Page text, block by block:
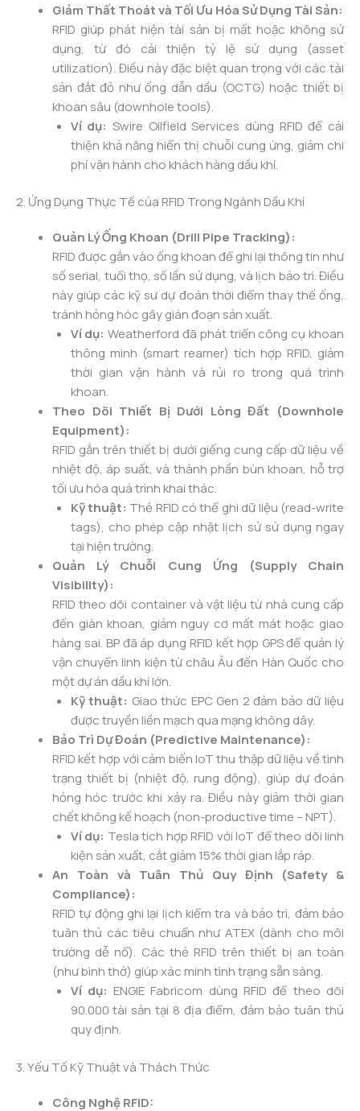
Giảm Thất Thoát và Tối Ưu Hóa Sử Dụng Tài Sản:
RFID giúp phát hiện tài sản bị mất hoặc không sử
dụng, từ đó cải thiện tỷ lệ sử dụng (asset
utilization). Điều này đặc biệt quan trọng với các tài
sản đắt đỏ như ống dẫn dầu (OCTG) hoặc thiết bị
khoan sâu (downhole tools).
Ví dụ: Swire Oilfield Services dùng RFID để cải
thiện khả năng hiển thị chuỗi cung ứng, giảm chi
phí vận hành cho khách hàng dầu khí.
2. Ứng Dụng Thực Tế của RFID Trong Ngành Dầu Khí
Quản Lý Ống Khoan (Drill Pipe Tracking):
RFID được gắn vào ống khoan để ghi lại thông tin như
số serial, tuổi thọ, số lần sử dụng, và lịch bảo trì. Điều
này giúp các kỹ sư dự đoán thời điểm thay thế ống,
tránh hỏng hóc gây gián đoạn sản xuất.
Ví dụ: Weatherford đã phát triển công cụ khoan
thông minh (smart reamer) tích hợp RFID, giảm
thời gian vận hành và rủi ro trong quá trình
khoan.
Theo Dõi Thiết Bị Dưới Lòng Đất (Downhole
Equipment):
RFID gắn trên thiết bị dưới giếng cung cấp dữ liệu về
nhiệt độ, áp suất, và thành phần bùn khoan, hỗ trợ
tối ưu hóa quá trình khai thác.
Kỹ thuật: Thẻ RFID có thể ghi dữ liệu (read-write
tags), cho phép cập nhật lịch sử sử dụng ngay
tại hiện trường.
Quản Lý Chuỗi Cung Ứng (Supply Chain
Visibility):
RFID theo dõi container và vật liệu từ nhà cung cấp
đến giàn khoan, giảm nguy cơ mất mát hoặc giao
hàng sai. BP đã áp dụng RFID kết hợp GPS để quản lý
vận chuyển linh kiện từ châu Âu đến Hàn Quốc cho
một dự án dầu khí lớn.
Kỹ thuật: Giao thức EPC Gen 2 đảm bảo dữ liệu
được truyền liền mạch qua mạng không dây.
Bảo Trì Dự Đoán (Predictive Maintenance):
RFID kết hợp với cảm biến IoT thu thập dữ liệu về tình
trạng thiết bị (nhiệt độ, rung động), giúp dự đoán
hỏng hóc trước khi xảy ra. Điều này giảm thời gian
chết không kế hoạch (non-productive time – NPT).
Ví dụ: Tesla tích hợp RFID với IoT để theo dõi linh
kiện sản xuất, cắt giảm 15% thời gian lắp ráp.
An Toàn và Tuân Thủ Quy Định (Safety &
Compliance):
RFID tự động ghi lại lịch kiểm tra và bảo trì, đảm bảo
tuân thủ các tiêu chuẩn như ATEX (dành cho môi
trường dễ nổ). Các thẻ RFID trên thiết bị an toàn
(như bình thở) giúp xác minh tình trạng sẵn sàng.
Ví dụ: ENGIE Fabricom dùng RFID để theo dõi
90.000 tài sản tại 8 địa điểm, đảm bảo tuân thủ
quy định.
3. Yếu Tố Kỹ Thuật và Thách Thức
Công Nghệ RFID: